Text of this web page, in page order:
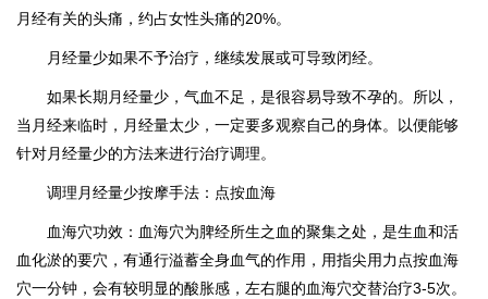
月经有关的头痛，约占女性头痛的20%。
月经量少如果不予治疗，继续发展或可导致闭经。
如果长期月经量少，气血不足，是很容易导致不孕的。所以，
当月经来临时，月经量太少，一定要多观察自己的身体。以便能够
针对月经量少的方法来进行治疗调理。
调理月经量少按摩手法：点按血海
血海穴功效：血海穴为脾经所生之血的聚集之处，是生血和活
血化淤的要穴，有通行溢蓄全身血气的作用，用指尖用力点按血海
穴一分钟，会有较明显的酸胀感，左右腿的血海穴交替治疗3-5次。